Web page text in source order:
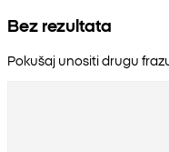
Bez rezultata
Pokušaj unositi drugu